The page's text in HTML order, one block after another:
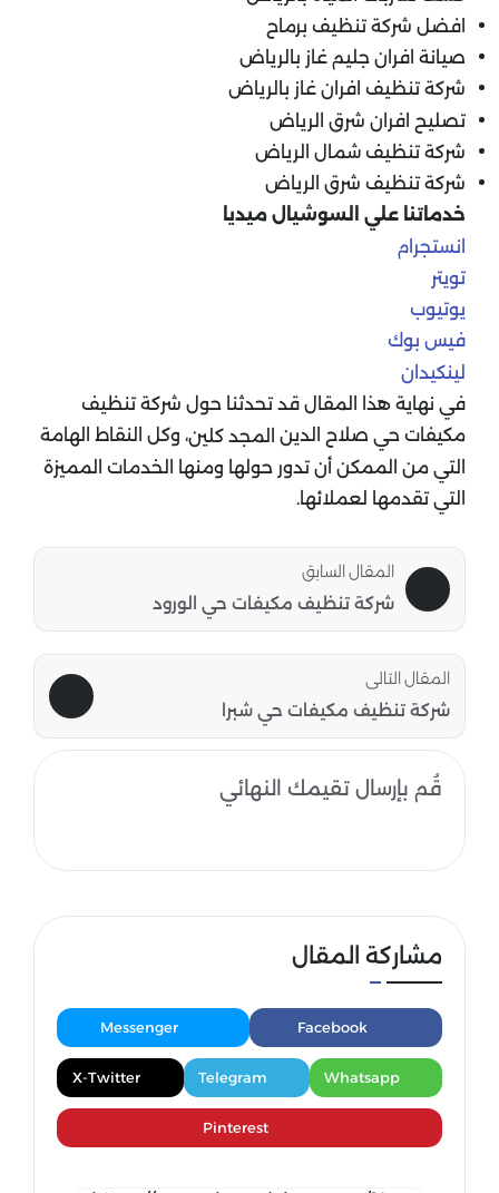
افضل شركة تنظيف برماح
صيانة افران جليم غاز بالرياض
شركة تنظيف افران غاز بالرياض
تصليح افران شرق الرياض
شركة تنظيف شمال الرياض
شركة تنظيف شرق الرياض
خدماتنا علي السوشيال ميديا
انستجرام
تويتر
يوتيوب
فيس بوك
لينكيدان
في نهاية هذا المقال قد تحدثنا حول شركة تنظيف
مكيفات حي صلاح الدين المجد كلين، وكل النقاط الهامة
التي من الممكن أن تدور حولها ومنها الخدمات المميزة
التي تقدمها لعملائها.
المقال السابق
شركة تنظيف مكيفات حي الورود
المقال التالى
شركة تنظيف مكيفات حي شبرا
قُم بإرسال تقيمك النهائي
مشاركة المقال
Facebook
Messenger
Whatsapp
Telegram
X-Twitter
Pinterest